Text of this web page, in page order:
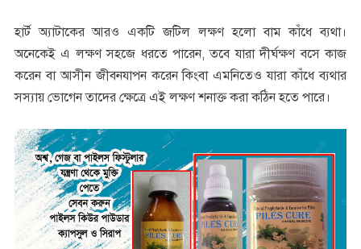
হার্ট অ্যাটাকের আরও একটি জটিল লক্ষণ হলো বাম কাঁধে ব্যথা।
অনেকেই এ লক্ষণ সহজে ধরতে পারেন, তবে যারা দীর্ঘক্ষণ বসে কাজ
করেন বা আসীন জীবনযাপন করেন কিংবা এমনিতেও যারা কাঁধে ব্যথার
সস্যায় ভোগেন তাদের ক্ষেত্রে এই লক্ষণ শনাক্ত করা কঠিন হতে পারে।